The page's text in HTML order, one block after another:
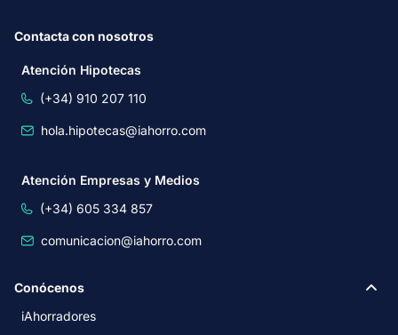
Contacta con nosotros
Atención Hipotecas
(+34) 910 207 110
hola.hipotecas@iahorro.com
Atención Empresas y Medios
(+34) 605 334 857
comunicacion@iahorro.com
Conócenos
iAhorradores